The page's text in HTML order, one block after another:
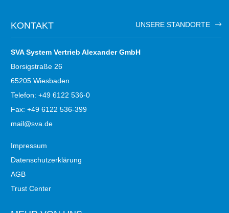
KONTAKT UNSERE STANDORTE
SVA System Vertrieb Alexander GmbH
Borsigstraße 26
65205 Wiesbaden
Telefon: +49 6122 536-0
Fax: +49 6122 536-399
mail@sva.de
Impressum
Datenschutzerklärung
AGB
Trust Center